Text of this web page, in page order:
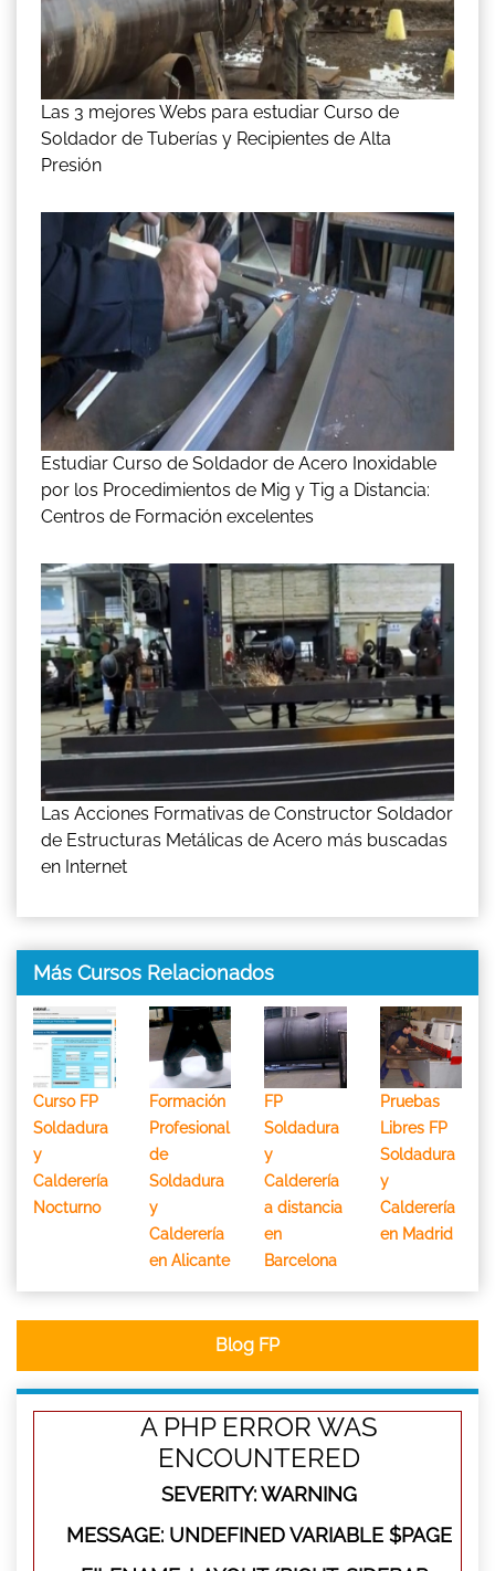
Las 3 mejores Webs para estudiar Curso de
Soldador de Tuberías y Recipientes de Alta
Presión
Estudiar Curso de Soldador de Acero Inoxidable
por los Procedimientos de Mig y Tig a Distancia:
Centros de Formación excelentes
Las Acciones Formativas de Constructor Soldador
de Estructuras Metálicas de Acero más buscadas
en Internet
Más Cursos Relacionados
Curso FP
Soldadura
y
Calderería
Nocturno
Formación
Profesional
de
Soldadura
y
Calderería
en Alicante
FP
Soldadura
y
Calderería
a distancia
en
Barcelona
Pruebas
Libres FP
Soldadura
y
Calderería
en Madrid
Blog FP
A PHP ERROR WAS
ENCOUNTERED
SEVERITY: WARNING
MESSAGE: UNDEFINED VARIABLE $PAGE